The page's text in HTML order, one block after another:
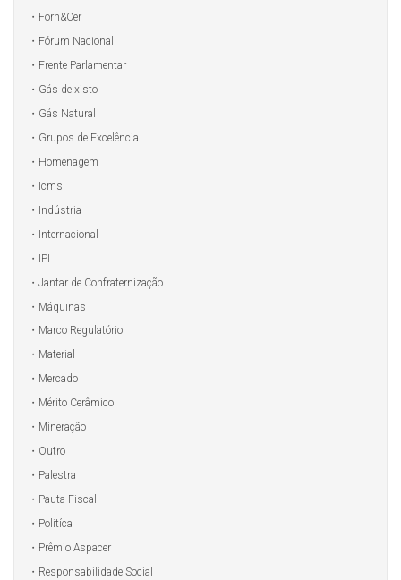
Forn&Cer
Fórum Nacional
Frente Parlamentar
Gás de xisto
Gás Natural
Grupos de Excelência
Homenagem
Icms
Indústria
Internacional
IPI
Jantar de Confraternização
Máquinas
Marco Regulatório
Material
Mercado
Mérito Cerâmico
Mineração
Outro
Palestra
Pauta Fiscal
Politíca
Prêmio Aspacer
Responsabilidade Social